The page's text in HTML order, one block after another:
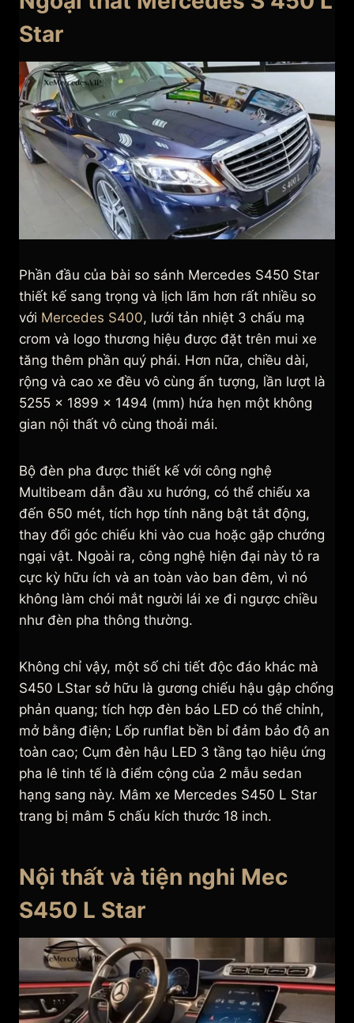
Star
Phần đầu của bài so sánh Mercedes S450 Star
thiết kế sang trọng và lịch lãm hơn rất nhiều so
với Mercedes S400, lưới tản nhiệt 3 chấu mạ
crom và logo thương hiệu được đặt trên mui xe
tăng thêm phần quý phái. Hơn nữa, chiều dài,
rộng và cao xe đều vô cùng ấn tượng, lần lượt là
5255 x 1899 x 1494 (mm) hứa hẹn một không
gian nội thất vô cùng thoải mái.
Bộ đèn pha được thiết kế với công nghệ
Multibeam dẫn đầu xu hướng, có thể chiếu xa
đến 650 mét, tích hợp tính năng bật tắt động,
thay đổi góc chiếu khi vào cua hoặc gặp chướng
ngại vật. Ngoài ra, công nghệ hiện đại này tỏ ra
cực kỳ hữu ích và an toàn vào ban đêm, vì nó
không làm chói mắt người lái xe đi ngược chiều
như đèn pha thông thường.
Không chỉ vậy, một số chi tiết độc đáo khác mà
S450 LStar sở hữu là gương chiếu hậu gập chống
phản quang; tích hợp đèn báo LED có thể chỉnh,
mở bằng điện; Lốp runflat bền bỉ đảm bảo độ an
toàn cao; Cụm đèn hậu LED 3 tầng tạo hiệu ứng
pha lê tinh tế là điểm cộng của 2 mẫu sedan
hạng sang này. Mâm xe Mercedes S450 L Star
trang bị mâm 5 chấu kích thước 18 inch.
Nội thất và tiện nghi Mec
S450 L Star